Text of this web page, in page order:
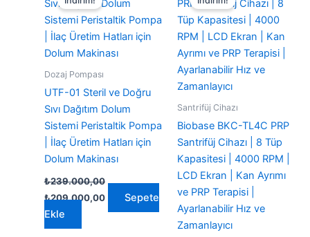
Dozaj Pompası
UTF-01 Steril ve Doğru
Sıvı Dağıtım Dolum
Sistemi Peristaltik Pompa
| İlaç Üretim Hatları için
Dolum Makinası
₺239.000,00
Orijinal
₺239.000,00.
₺209.000,00Şu
Sepete
Ekle
Santrifüj Cihazı
Biobase BKC-TL4C PRP
Santrifüj Cihazı | 8 Tüp
Kapasitesi | 4000 RPM |
LCD Ekran | Kan Ayrımı
ve PRP Terapisi |
Ayarlanabilir Hız ve
Zamanlayıcı